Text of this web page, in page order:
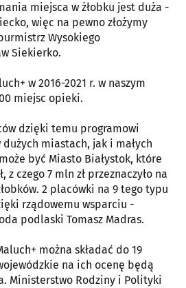
miejsca w żłobku jest duża -
więc na pewno złożymy
Wysokiego
Siekierko.
w 2016-2021 r. w naszym
miejsc opieki.
dzięki temu programowi
miastach, jak i małych
być Miasto Białystok, które
z czego 7 mln zł przeznaczyło na
2 placówki na 9 tego typu
rządowemu wsparciu -
podlaski Tomasz Madras.
można składać do 19
na ich ocenę będą
Ministerstwo Rodziny i Polityki